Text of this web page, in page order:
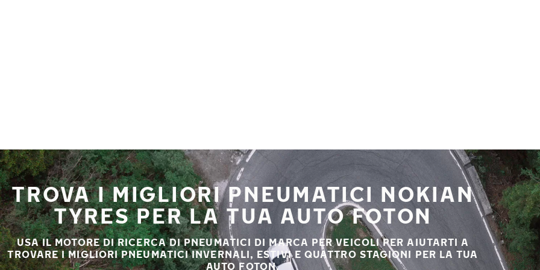
TROVA I MIGLIORI PNEUMATICI NOKIAN
TYRES PER LA TUA AUTO FOTON
USA IL MOTORE DI RICERCA DI PNEUMATICI DI MARCA PER VEICOLI PER AIUTARTI A
TROVARE I MIGLIORI PNEUMATICI INVERNALI, ESTIVI E QUATTRO STAGIONI PER LA TUA
AUTO FOTON.